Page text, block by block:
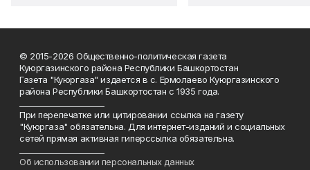
© 2015-2026 Общественно-политическая газета
Куюргазинского района Республики Башкортостан
Газета "Куюргаза" издается в с. Ермолаево Куюргазинского
района Республики Башкортостан с 1935 года.
При перепечатке или цитировании ссылка на газету
"Куюргаза" обязательна. Для интернет-изданий и социальных
сетей прямая активная гиперссылка обязательна.
Об использовании персональных данных